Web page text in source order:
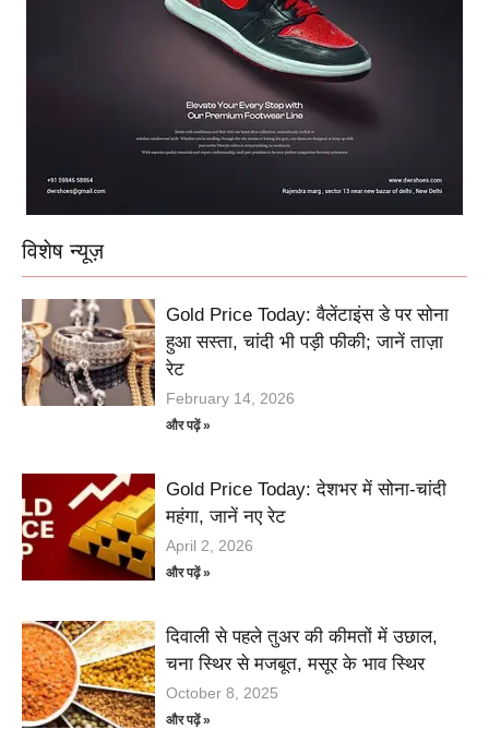
विशेष न्यूज़
Gold Price Today: वैलेंटाइंस डे पर सोना
हुआ सस्ता, चांदी भी पड़ी फीकी; जानें ताज़ा
रेट
February 14, 2026
और पढ़ें »
Gold Price Today: देशभर में सोना-चांदी
महंगा, जानें नए रेट
April 2, 2026
और पढ़ें »
दिवाली से पहले तुअर की कीमतों में उछाल,
चना स्थिर से मजबूत, मसूर के भाव स्थिर
October 8, 2025
और पढ़ें »